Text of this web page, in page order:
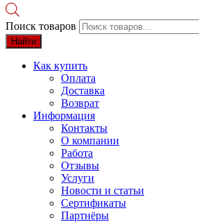
Поиск товаров
Найти
Как купить
Оплата
Доставка
Возврат
Информация
Контакты
О компании
Работа
Отзывы
Услуги
Новости и статьи
Сертификаты
Партнёры